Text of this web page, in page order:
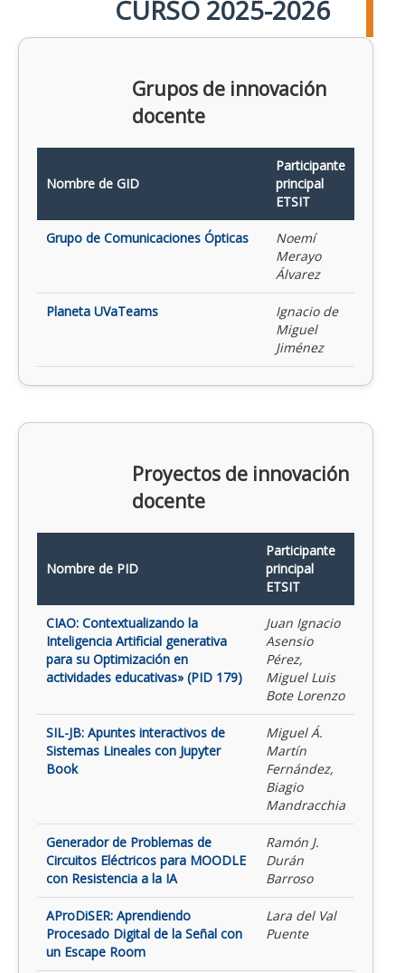
CURSO 2025-2026
Grupos de innovación
docente
Nombre de GID
Participante
principal
ETSIT
Grupo de Comunicaciones Ópticas
Noemí
Merayo
Álvarez
Planeta UVaTeams
Ignacio de
Miguel
Jiménez
Proyectos de innovación
docente
Nombre de PID
Participante
principal
ETSIT
CIAO: Contextualizando la
Inteligencia Artificial generativa
para su Optimización en
actividades educativas» (PID 179)
Juan Ignacio
Asensio
Pérez,
Miguel Luis
Bote Lorenzo
SIL-JB: Apuntes interactivos de
Sistemas Lineales con Jupyter
Book
Miguel Á.
Martín
Fernández,
Biagio
Mandracchia
Generador de Problemas de
Circuitos Eléctricos para MOODLE
con Resistencia a la IA
Ramón J.
Durán
Barroso
AProDiSER: Aprendiendo
Procesado Digital de la Señal con
un Escape Room
Lara del Val
Puente